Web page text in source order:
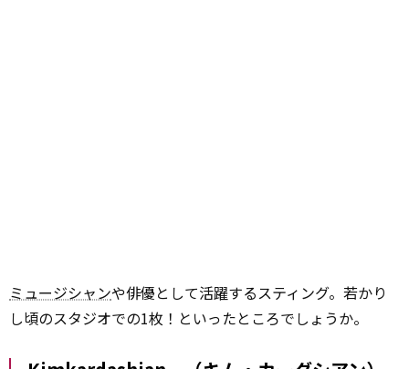
ミュージシャンや俳優として活躍するスティング。若かり
し頃のスタジオでの1枚！といったところでしょうか。